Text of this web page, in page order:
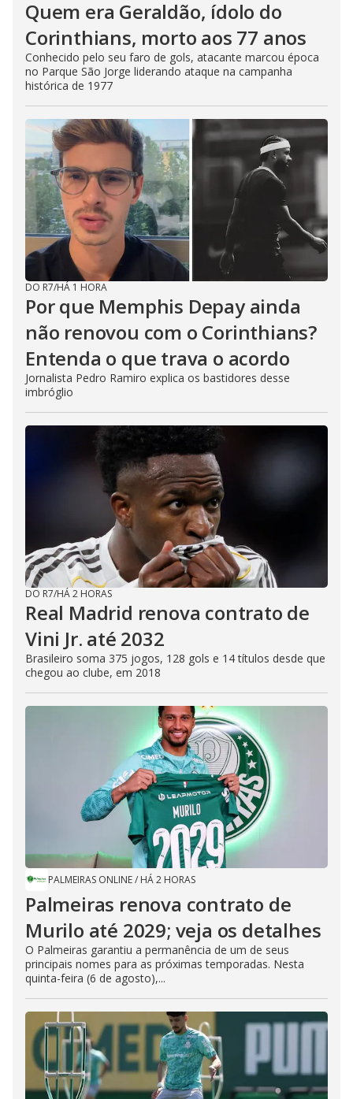
Quem era Geraldão, ídolo do
Corinthians, morto aos 77 anos
Conhecido pelo seu faro de gols, atacante marcou época
no Parque São Jorge liderando ataque na campanha
histórica de 1977
DO R7/HÁ 1 HORA
Por que Memphis Depay ainda
não renovou com o Corinthians?
Entenda o que trava o acordo
Jornalista Pedro Ramiro explica os bastidores desse
imbróglio
DO R7/HÁ 2 HORAS
Real Madrid renova contrato de
Vini Jr. até 2032
Brasileiro soma 375 jogos, 128 gols e 14 títulos desde que
chegou ao clube, em 2018
PALMEIRAS ONLINE/ HÁ 2 HORAS
Palmeiras renova contrato de
Murilo até 2029; veja os detalhes
O Palmeiras garantiu a permanência de um de seus
principais nomes para as próximas temporadas. Nesta
quinta-feira (6 de agosto),...